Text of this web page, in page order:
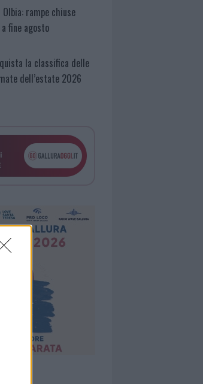
rampe chiuse
fine agosto
la classifica delle
dell’estate 2026